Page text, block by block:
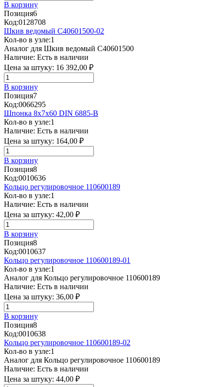
В корзину
Позиция6
Код:0128708
Шкив ведомый C40601500-02
Кол-во в узле:1
Аналог для Шкив ведомый C40601500
Наличие: Есть в наличии
Цена за штуку: 16 392,00 ₽
В корзину
Позиция7
Код:0066295
Шпонка 8х7х60 DIN 6885-B
Кол-во в узле:1
Наличие: Есть в наличии
Цена за штуку: 164,00 ₽
В корзину
Позиция8
Код:0010636
Кольцо регулировочное 110600189
Кол-во в узле:1
Наличие: Есть в наличии
Цена за штуку: 42,00 ₽
В корзину
Позиция8
Код:0010637
Кольцо регулировочное 110600189-01
Кол-во в узле:1
Аналог для Кольцо регулировочное 110600189
Наличие: Есть в наличии
Цена за штуку: 36,00 ₽
В корзину
Позиция8
Код:0010638
Кольцо регулировочное 110600189-02
Кол-во в узле:1
Аналог для Кольцо регулировочное 110600189
Наличие: Есть в наличии
Цена за штуку: 44,00 ₽